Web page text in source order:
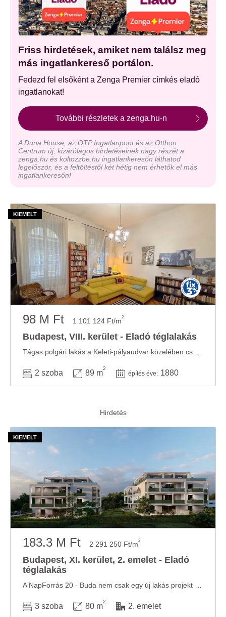
Friss hirdetések, amiket nem találsz meg
más ingatlankereső portálon.
Fedezd fel elsőként a Zenga Premier címkés eladó
ingatlanokat!
További részletek a zenga.hu-n
A Duna House, az OTP Ingatlanpont és az Otthon
Centrum új, kizárólagos hirdetéseinek nagy részét a
zenga.hu és koltozzbe.hu ingatlankeresőn láthatod
legelőször, és a feltöltéstől két hétig nem érhetők el más
ingatlankeresőn!
98 M Ft 1 101 124 Ft/m2
Budapest, VIII. kerület - Eladó téglalakás
2 szoba 89 m
2
építés éve: 1880
183.3 M Ft 2 291 250 Ft/m2
Budapest, XI. kerület, 2. emelet - Eladó
téglalakás
3 szoba 80 m
2
2. emelet